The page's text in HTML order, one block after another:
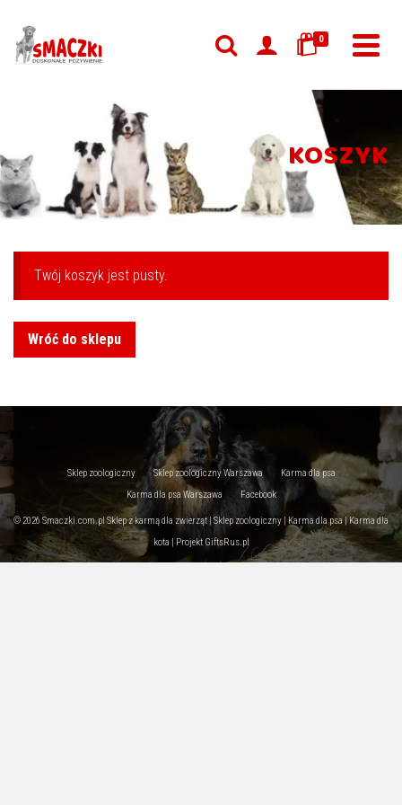
0
KOSZYK
Twój koszyk jest pusty.
Wróć do sklepu
Sklep zoologiczny Sklep zoologiczny Warszawa
Karma dla psa
Karma dla psa Warszawa
Facebook
© 2026 Smaczki.com.pl Sklep z karmą dla zwierząt | Sklep zoologiczny | Karma dla psa | Karma dla
kota | Projekt GiftsRus.pl